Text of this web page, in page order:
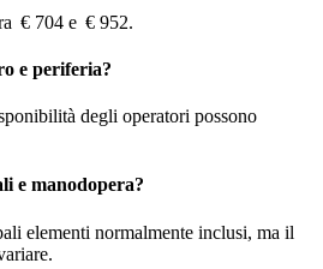
€ 704 e € 952.
e periferia?
degli operatori possono
e manodopera?
elementi normalmente inclusi, ma il